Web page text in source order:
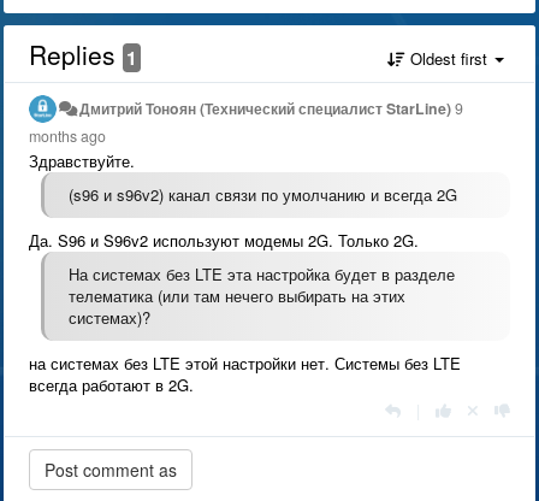
Replies 1 Oldest first
Дмитрий Тонoян (Технический специалист StarLine)9
months ago
Здравствуйте.
(s96 и s96v2) канал связи по умолчанию и всегда 2G
Да. S96 и S96v2 используют модемы 2G. Только 2G.
На системах без LTE эта настройка будет в разделе
телематика (или там нечего выбирать на этих
системах)?
на системах без LTE этой настройки нет. Системы без LTE
всегда работают в 2G.